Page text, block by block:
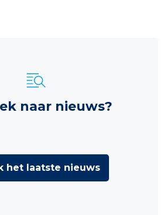
naar nieuws?
het laatste nieuws